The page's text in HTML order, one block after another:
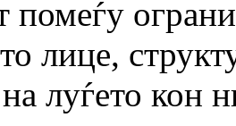
помеѓу
лице,
луѓето кон